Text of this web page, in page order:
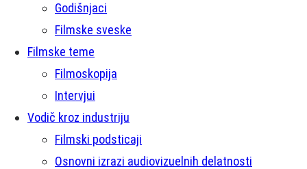
Godišnjaci
Filmske sveske
Filmske teme
Filmoskopija
Intervjui
Vodič kroz industriju
Filmski podsticaji
Osnovni izrazi audiovizuelnih delatnosti